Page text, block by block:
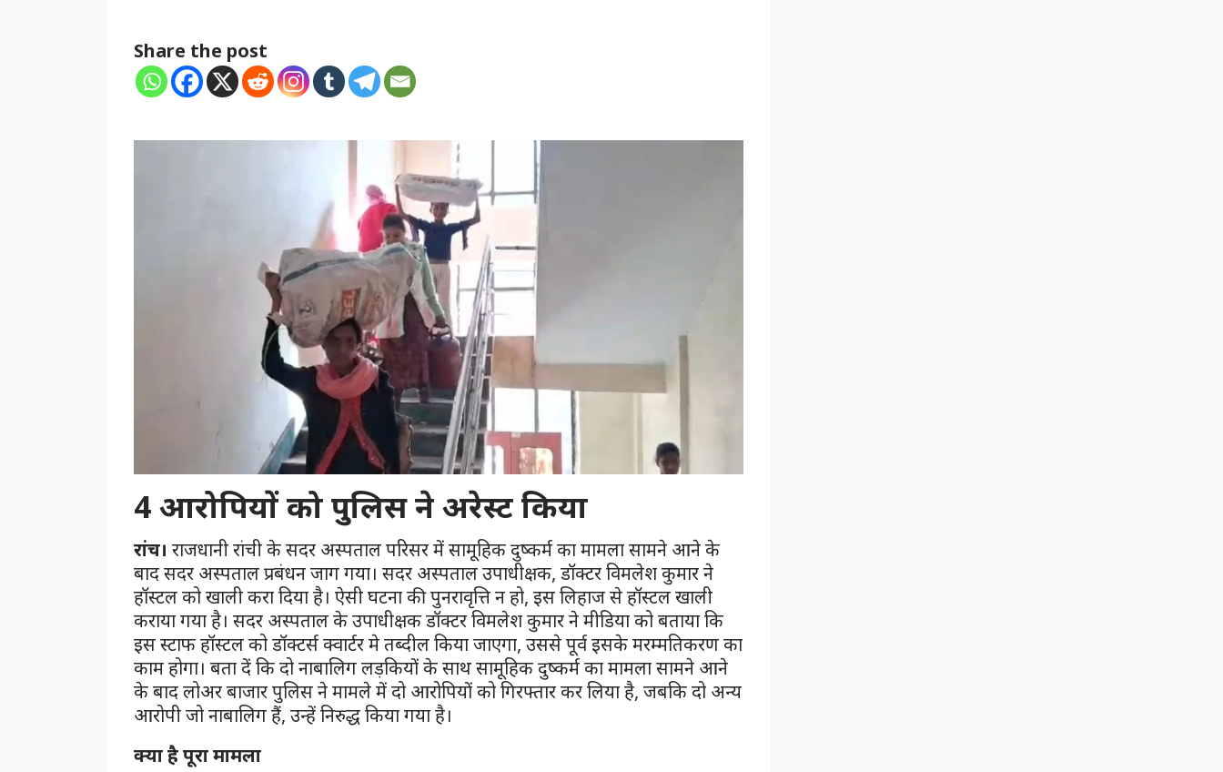
Share the post
4 आरोपियों को पुलिस ने अरेस्ट किया
रांच। राजधानी रांची के सदर अस्पताल परिसर में सामूहिक दुष्कर्म का मामला सामने आने के
बाद सदर अस्पताल प्रबंधन जाग गया। सदर अस्पताल उपाधीक्षक, डॉक्टर विमलेश कुमार ने
हॉस्टल को खाली करा दिया है। ऐसी घटना की पुनरावृत्ति न हो, इस लिहाज से हॉस्टल खाली
कराया गया है। सदर अस्पताल के उपाधीक्षक डॉक्टर विमलेश कुमार ने मीडिया को बताया कि
इस स्टाफ हॉस्टल को डॉक्टर्स क्वार्टर मे तब्दील किया जाएगा, उससे पूर्व इसके मरम्मतिकरण का
काम होगा। बता दें कि दो नाबालिग लड़कियों के साथ सामूहिक दुष्कर्म का मामला सामने आने
के बाद लोअर बाजार पुलिस ने मामले में दो आरोपियों को गिरफ्तार कर लिया है, जबकि दो अन्य
आरोपी जो नाबालिग हैं, उन्हें निरुद्ध किया गया है।
क्या है पूरा मामला